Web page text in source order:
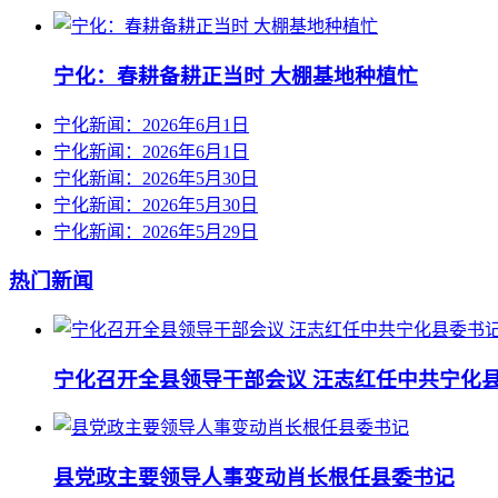
宁化：春耕备耕正当时 大棚基地种植忙
宁化新闻：2026年6月1日
宁化新闻：2026年6月1日
宁化新闻：2026年5月30日
宁化新闻：2026年5月30日
宁化新闻：2026年5月29日
热门新闻
宁化召开全县领导干部会议 汪志红任中共宁化
县党政主要领导人事变动肖长根任县委书记